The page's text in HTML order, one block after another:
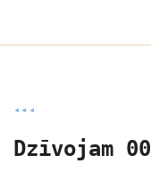
◂◂◂
Dzīvojam